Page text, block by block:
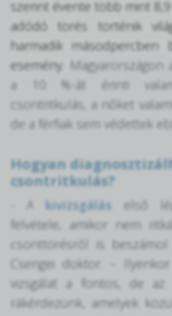
szerint évente több mint
adódó törés történik
harmadik másodpercben
esemény. Magyarországon
a 10 %-át érinti
csontritkulás, a nőket
de a férfiak sem védettek
Hogyan
csontritkulás?
- Akivizsgálás első
felvétele, amikor nem
csonttörésről is
Csengei doktor. –
vizsgálat a fontos, de az
rákérdezünk, amelyek